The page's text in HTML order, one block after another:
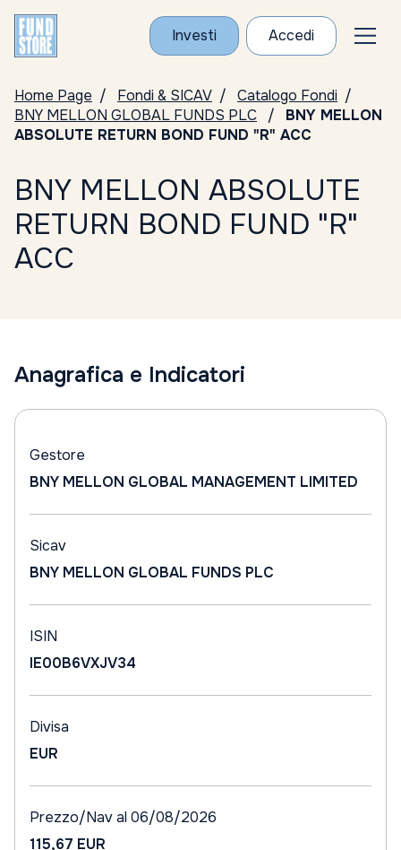
Investi Accedi
Home Page Fondi & SICAV
Catalogo Fondi
BNY MELLON GLOBAL FUNDS PLC
BNY MELLON
ABSOLUTE RETURN BOND FUND "R" ACC
BNY MELLON ABSOLUTE
RETURN BOND FUND "R"
ACC
Anagrafica e Indicatori
Gestore
BNY MELLON GLOBAL MANAGEMENT LIMITED
Sicav
BNY MELLON GLOBAL FUNDS PLC
ISIN
IE00B6VXJV34
Divisa
EUR
Prezzo/Nav al 06/08/2026
115,67 EUR